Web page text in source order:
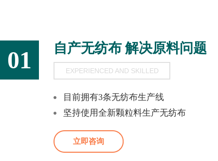
01 自产无纺布 解决原料问题
EXPERIENCED AND SKILLED
目前拥有3条无纺布生产线
坚持使用全新颗粒料生产无纺布
立即咨询